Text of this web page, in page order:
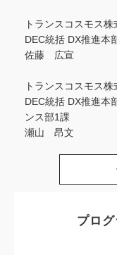
トランスコスモス株
DEC統括 DX推進本
佐藤 広宣
トランスコスモス株
DEC統括 DX推進本
ンス部1課
瀬山 昂文
プロ